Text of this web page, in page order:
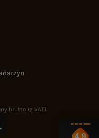
brutto (z VAT).
4.9